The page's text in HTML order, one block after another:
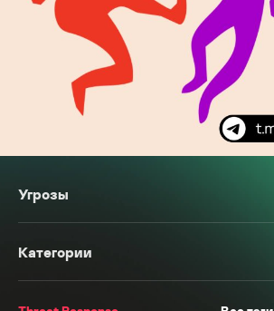
Угрозы
Категории